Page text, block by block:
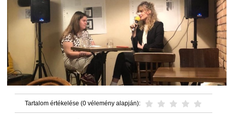
Tartalom értékelése (0 vélemény alapján):